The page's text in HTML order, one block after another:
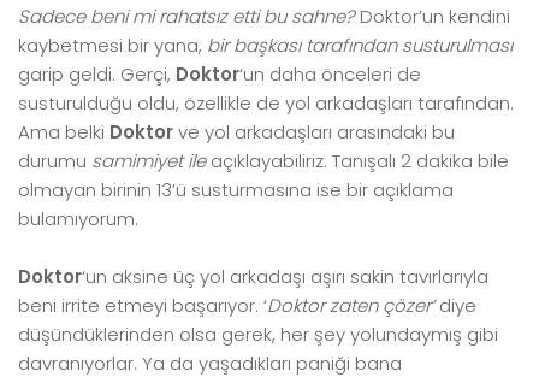
Sadece beni mi rahatsız etti bu sahne?Doktor’un kendini
kaybetmesi bir yana, bir başkası tarafından susturulması
garip geldi. Gerçi, Doktor‘un daha önceleri de
susturulduğu oldu, özellikle de yol arkadaşları tarafından.
Ama belki Doktorve yol arkadaşları arasındaki bu
durumu samimiyet ileaçıklayabiliriz. Tanışalı 2 dakika bile
olmayan birinin 13’ü susturmasına ise bir açıklama
bulamıyorum.
Doktor‘un aksine üç yol arkadaşı aşırı sakin tavırlarıyla
beni irrite etmeyi başarıyor. ‘Doktor zaten çözer’diye
düşündüklerinden olsa gerek, her şey yolundaymış gibi
davranıyorlar. Ya da yaşadıkları paniği bana